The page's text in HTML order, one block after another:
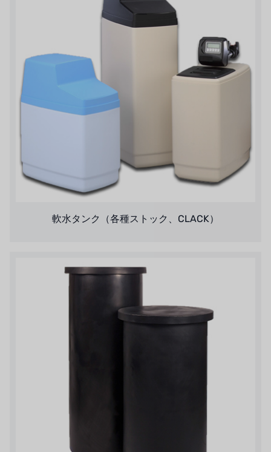
アイデックスUSA
エマーソン、アメリカ
アメリカンペンテア
SIEMENSドイツ
デンマークダンフォス
タイHAYCARB
フランスSUNTEC
BRAHMA、イタリア
ハネウェル
アズビル（山武）
軟水タンク（各種ストック、CLACK）